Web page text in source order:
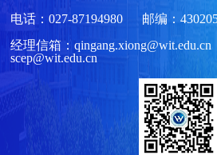
电话：027-87194980 邮编：
经理信箱：qingang.xiong@wit.edu.cn
scep@wit.edu.cn